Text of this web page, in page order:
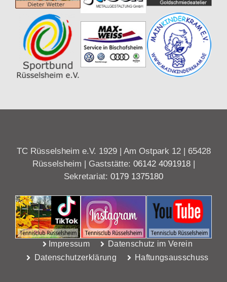
TC Rüsselsheim e.V. 1929 | Am Ostpark 12 | 65428
Rüsselsheim | Gaststätte: 06142 4091918|
Sekretariat: 0179 1375180
Impressum
Datenschutz im Verein
Datenschutzerklärung
Haftungsausschuss